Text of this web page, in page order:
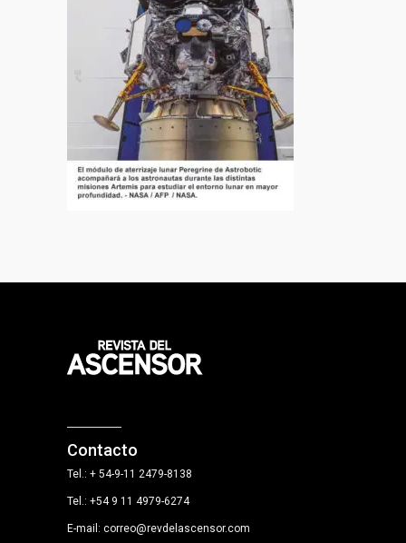
Contacto
Tel.: + 54-9-11 2479-8138
Tel.: +54 9 11 4979-6274
E-mail: correo@revdelascensor.com